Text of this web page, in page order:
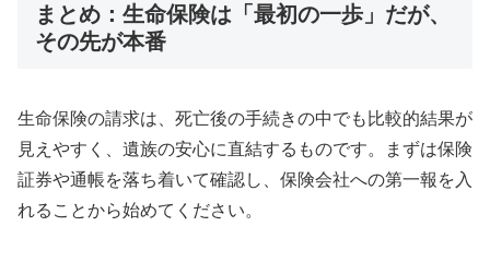
まとめ：生命保険は「最初の一歩」だが、
その先が本番
生命保険の請求は、死亡後の手続きの中でも比較的結果が
見えやすく、遺族の安心に直結するものです。まずは保険
証券や通帳を落ち着いて確認し、保険会社への第一報を入
れることから始めてください。